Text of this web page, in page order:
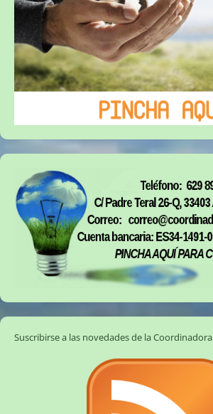
Suscribirse a las novedades de la Coordinadora